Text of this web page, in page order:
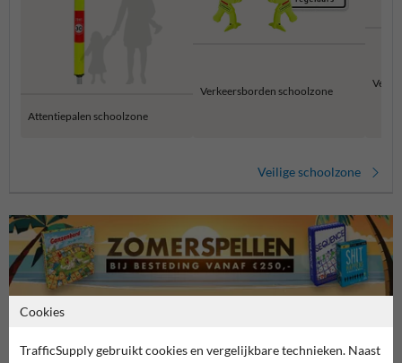
Attentiepalen schoolzone
Verkeersborden schoolzone
Veilige schoolzone
Stel je vraag aan Schoolzone.nl
Cookies
TrafficSupply gebruikt cookies en vergelijkbare technieken. Naast